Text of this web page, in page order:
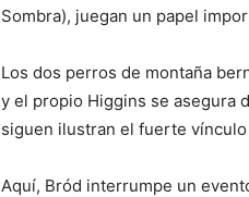
Sombra), juegan un papel
Los dos perros de montaña
y el propio Higgins se asegura
siguen ilustran el fuerte
Aquí, Bród interrumpe un